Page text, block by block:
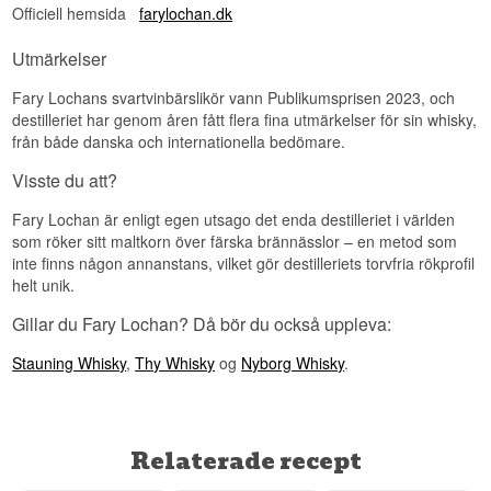
Officiell hemsida
farylochan.dk
Utmärkelser
Fary Lochans svartvinbärslikör vann Publikumsprisen 2023, och
destilleriet har genom åren fått flera fina utmärkelser för sin whisky,
från både danska och internationella bedömare.
Visste du att?
Fary Lochan är enligt egen utsago det enda destilleriet i världen
som röker sitt maltkorn över färska brännässlor – en metod som
inte finns någon annanstans, vilket gör destilleriets torvfria rökprofil
helt unik.
Gillar du Fary Lochan? Då bör du också uppleva:
Stauning Whisky,Thy Whisky og Nyborg Whisky.
Relaterade recept